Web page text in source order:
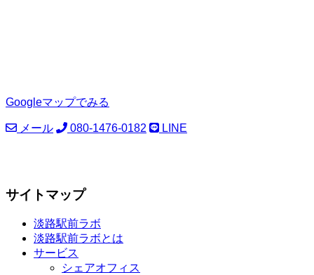
Googleマップでみる
メール 080-1476-0182 LINE
サイトマップ
淡路駅前ラボ
淡路駅前ラボとは
サービス
シェアオフィス